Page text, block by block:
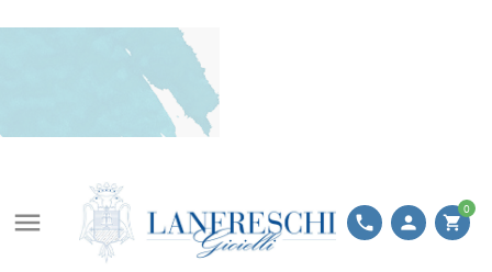
 phone person shopping_cart
0